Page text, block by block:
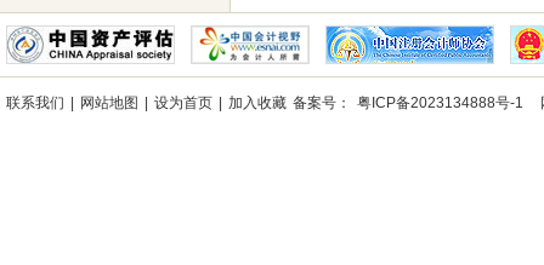
联系我们 网站地图 设为首页 加入收藏 备案号： 粤ICP备2023134888号-1